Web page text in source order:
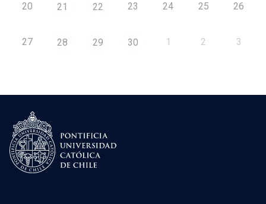
20 21 22 23 24 25 26
27 28 29 30 1 2 3